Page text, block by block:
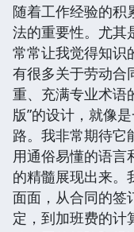
随着工作经验的积
法的重要性。尤其
常常让我觉得知识
有很多关于劳动合
重、充满专业术语
版”的设计，就像
路。我非常期待它
用通俗易懂的语言
的精髓展现出来。
面面，从合同的签
定，到加班费的计